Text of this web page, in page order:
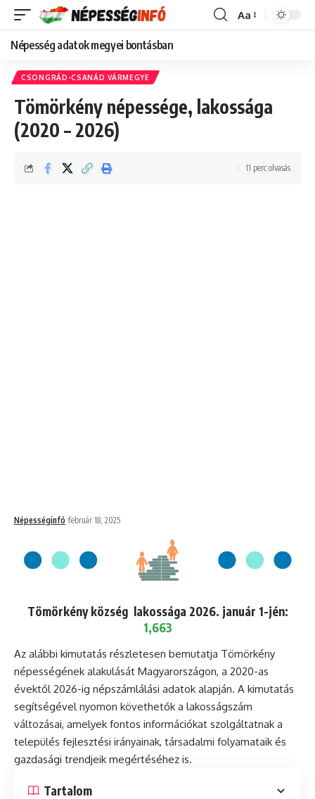
Font
Aa
Népesség adatok megyei bontásban
CSONGRÁD-CSANÁD VÁRMEGYE
Tömörkény népessége, lakossága
(2020 – 2026)
Népességinfó február 18, 2025
11 perc olvasás
Tömörkény község lakossága 2026. január 1-jén:
1,663
Az alábbi kimutatás részletesen bemutatja Tömörkény
népességének alakulását Magyarországon, a 2020-as
évektől 2026-ig népszámlálási adatok alapján. A kimutatás
segítségével nyomon követhetők a lakosságszám
változásai, amelyek fontos információkat szolgáltatnak a
település fejlesztési irányainak, társadalmi folyamataik és
gazdasági trendjeik megértéséhez is.
Tartalom